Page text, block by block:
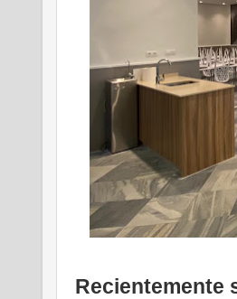
Recientemente